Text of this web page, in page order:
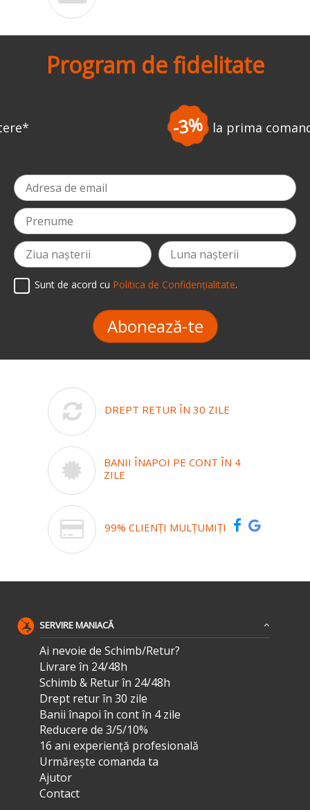
Program de fidelitate
la prima comandă*
Sunt de acord cu Politica de Confidențialitate.
Abonează-te
DREPT RETUR ÎN 30 ZILE
BANII ÎNAPOI PE CONT ÎN 4
ZILE
99% CLIENȚI MULȚUMIȚI
SERVIRE MANIACĂ
Ai nevoie de Schimb/Retur?
Livrare în 24/48h
Schimb & Retur în 24/48h
Drept retur în 30 zile
Banii înapoi în cont în 4 zile
Reducere de 3/5/10%
16 ani experiență profesională
Urmărește comanda ta
Ajutor
Contact